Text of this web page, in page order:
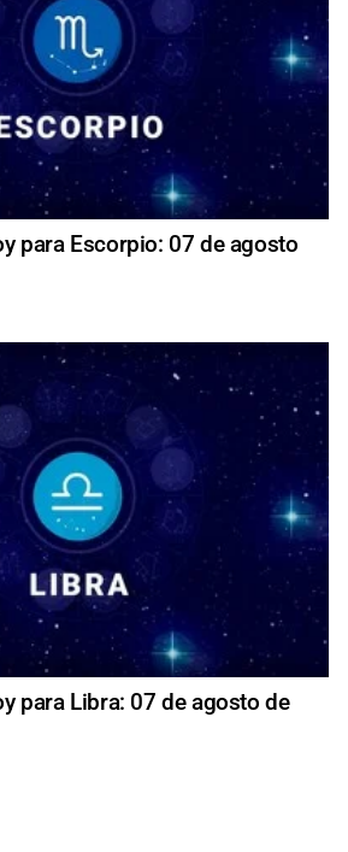
para Escorpio: 07 de agosto
para Libra: 07 de agosto de